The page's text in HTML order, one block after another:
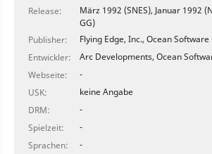
Release:
März 1992 (SNES), Januar 1992
GG)
Publisher:
Flying Edge, Inc., Ocean Software
Entwickler:
Arc Developments, Ocean
Webseite:
-
USK:
keine Angabe
DRM:
-
Spielzeit:
-
Sprachen:
-